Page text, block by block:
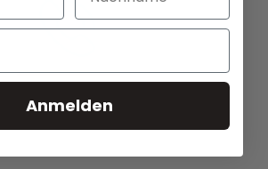
Freundlicher Kundenservice
Anmelden